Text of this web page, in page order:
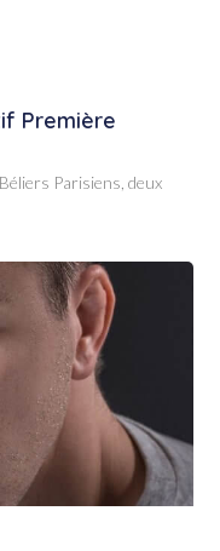
Première
Parisiens, deux